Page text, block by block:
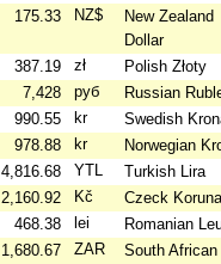
175.33
NZ$
New Zealand
Dollar
387.19
zł
Polish Złoty
7,428
руб
Russian
990.55
kr
Swedish
978.88
kr
Norwegian
4,816.68
YTL
Turkish Lira
2,160.92
Kč
Czeck
468.38
lei
Romanian
1,680.67
ZAR
South African